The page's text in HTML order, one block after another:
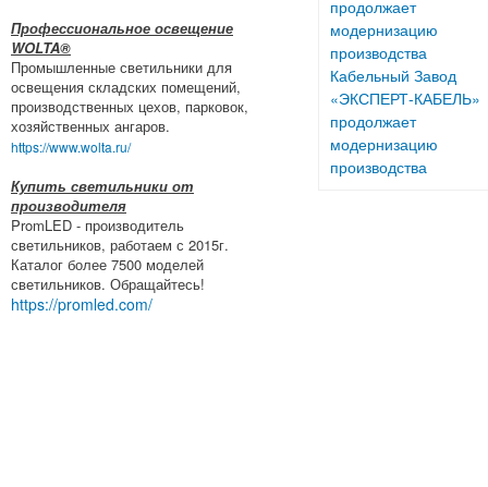
Профессиональное освещение
WOLTA®
Промышленные светильники для
освещения складских помещений,
производственных цехов, парковок,
хозяйственных ангаров.
https://www.wolta.ru/
Купить светильники от
производителя
PromLED - производитель
светильников, работаем с 2015г.
Каталог более 7500 моделей
светильников. Обращайтесь!
https://promled.com/
Кабельный Завод
«ЭКСПЕРТ-КАБЕЛЬ»
продолжает
модернизацию
производства